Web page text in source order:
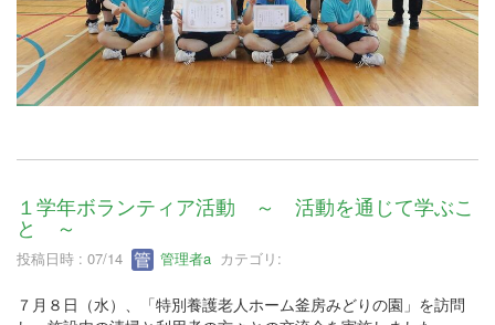
１学年ボランティア活動 ～ 活動を通じて学ぶこ
と ～
投稿日時 : 07/14 管理者a カテゴリ:
７月８日（水）、「特別養護老人ホーム釜房みどりの園」を訪問